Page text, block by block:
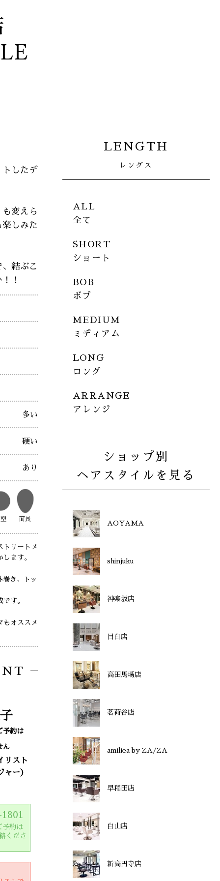
トしたデ
変えら
しみた
結ぶこ
！
多い
硬い
あり
面長
トリートメ
ます。
き、トッ
す。
もオススメ
予約は
ん
リスト
ャー）
予約は
くださ
LENGTH
レングス
ALL
全て
SHORT
ショート
BOB
ボブ
MEDIUM
ミディアム
LONG
ロング
ARRANGE
アレンジ
ショップ別
ヘアスタイルを見る
AOYAMA
shinjuku
神楽坂店
目白店
高田馬場店
茗荷谷店
amiliea by ZA/ZA
早稲田店
白山店
新高円寺店